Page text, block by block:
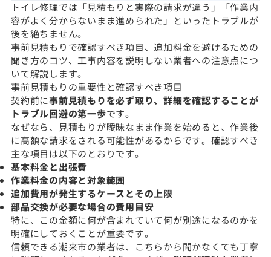
トイレ修理では「見積もりと実際の請求が違う」「作業内
容がよく分からないまま進められた」といったトラブルが
後を絶ちません。
事前見積もりで確認すべき項目、追加料金を避けるための
聞き方のコツ、工事内容を説明しない業者への注意点につ
いて解説します。
事前見積もりの重要性と確認すべき項目
契約前に事前見積もりを必ず取り、詳細を確認することが
トラブル回避の第一歩です。
なぜなら、見積もりが曖昧なまま作業を始めると、作業後
に高額な請求をされる可能性があるからです。確認すべき
主な項目は以下のとおりです。
基本料金と出張費
作業料金の内容と対象範囲
追加費用が発生するケースとその上限
部品交換が必要な場合の費用目安
特に、この金額に何が含まれていて何が別途になるのかを
明確にしておくことが重要です。
信頼できる潮来市の業者は、こちらから聞かなくても丁寧